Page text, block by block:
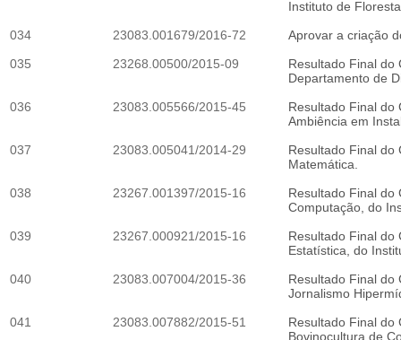
Instituto de
034
23083.001679/2016-72
Aprovar a criação
035
23268.00500/2015-09
Resultado Final do
Departamento de
036
23083.005566/2015-45
Resultado Final do
Ambiência em
037
23083.005041/2014-29
Resultado Final do
Matemática.
038
23267.001397/2015-16
Resultado Final do
Computação, do
039
23267.000921/2015-16
Resultado Final do
Estatística, do
040
23083.007004/2015-36
Resultado Final do
Jornalismo
041
23083.007882/2015-51
Resultado Final do
Bovinocultura de